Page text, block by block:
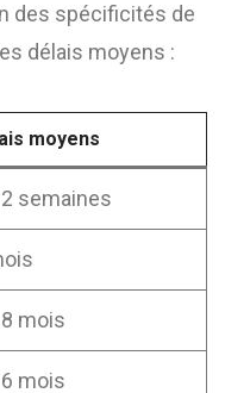
des spécificités de
délais moyens :
moyens
2 semaines
mois
mois